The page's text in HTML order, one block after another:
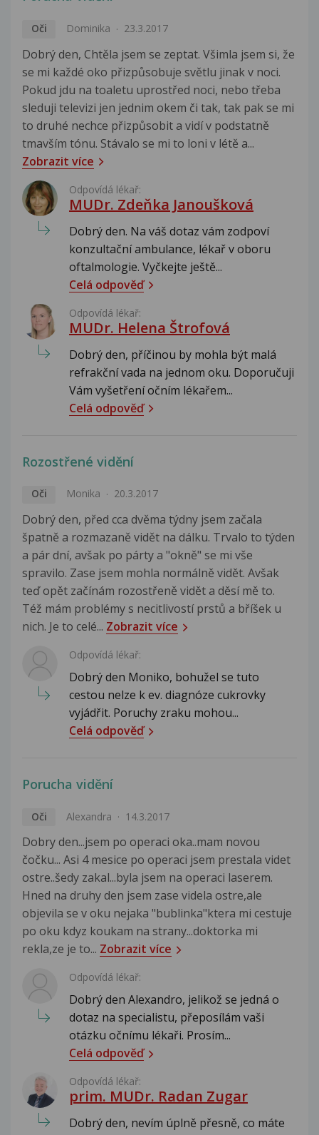
Oči Dominika 23.3.2017
Dobrý den, Chtěla jsem se zeptat. Všimla jsem si, že
se mi každé oko přizpůsobuje světlu jinak v noci.
Pokud jdu na toaletu uprostřed noci, nebo třeba
sleduji televizi jen jednim okem či tak, tak pak se mi
to druhé nechce přizpůsobit a vidí v podstatně
tmavším tónu. Stávalo se mi to loni v létě a...
Zobrazit více
Odpovídá lékař:
MUDr. Zdeňka Janoušková
Dobrý den. Na váš dotaz vám zodpoví
konzultační ambulance, lékař v oboru
oftalmologie. Vyčkejte ještě...
Celá odpověď
Odpovídá lékař:
MUDr. Helena Štrofová
Dobrý den, příčinou by mohla být malá
refrakční vada na jednom oku. Doporučuji
Vám vyšetření očním lékařem...
Celá odpověď
Rozostřené vidění
Oči Monika 20.3.2017
Dobrý den, před cca dvěma týdny jsem začala
špatně a rozmazaně vidět na dálku. Trvalo to týden
a pár dní, avšak po párty a "okně" se mi vše
spravilo. Zase jsem mohla normálně vidět. Avšak
teď opět začínám rozostřeně vidět a děsí mě to.
Též mám problémy s necitlivostí prstů a bříšek u
nich. Je to celé... Zobrazit více
Odpovídá lékař:
Dobrý den Moniko, bohužel se tuto
cestou nelze k ev. diagnóze cukrovky
vyjádřit. Poruchy zraku mohou...
Celá odpověď
Porucha vidění
Oči Alexandra 14.3.2017
Dobry den...jsem po operaci oka..mam novou
čočku... Asi 4 mesice po operaci jsem prestala videt
ostre..šedy zakal...byla jsem na operaci laserem.
Hned na druhy den jsem zase videla ostre,ale
objevila se v oku nejaka "bublinka"ktera mi cestuje
po oku kdyz koukam na strany...doktorka mi
rekla,ze je to... Zobrazit více
Odpovídá lékař:
Dobrý den Alexandro, jelikož se jedná o
dotaz na specialistu, přeposílám vaši
otázku očnímu lékaři. Prosím...
Celá odpověď
Odpovídá lékař:
prim. MUDr. Radan Zugar
Dobrý den, nevím úplně přesně, co máte